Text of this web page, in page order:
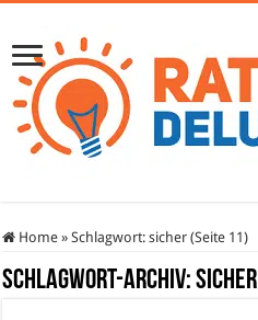
Home » Schlagwort:sicher (Seite 11)
Schlagwort-Archiv:sicher